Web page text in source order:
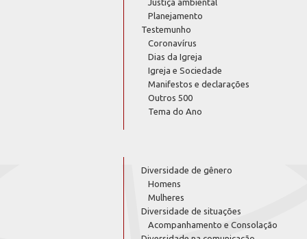
Justiça ambiental
Planejamento
Testemunho
Coronavírus
Dias da Igreja
Igreja e Sociedade
Manifestos e declarações
Outros 500
Tema do Ano
Diversidade de gênero
Homens
Mulheres
Diversidade de situações
Acompanhamento e Consolação